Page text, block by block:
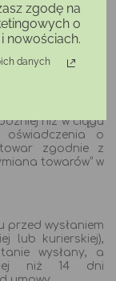
lub wymiany
niż 14 dni
niż w ciągu
oświadczenia o
zgodnie z
towarów” w
przed wysłaniem
lub kurierskiej),
wysłany, a
niż 14 dni
zgodę na
o
nowościach.
danych